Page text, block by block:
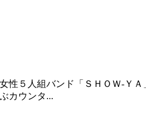
性５人組バンド「ＳＨＯＷ‐Ｙ
カウンタ...